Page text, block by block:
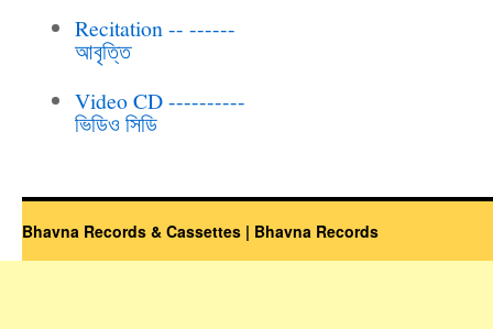
Recitation -- ------
আবৃত্তি
Video CD ----------
ভিডিও সিডি
Bhavna Records & Cassettes | Bhavna Records